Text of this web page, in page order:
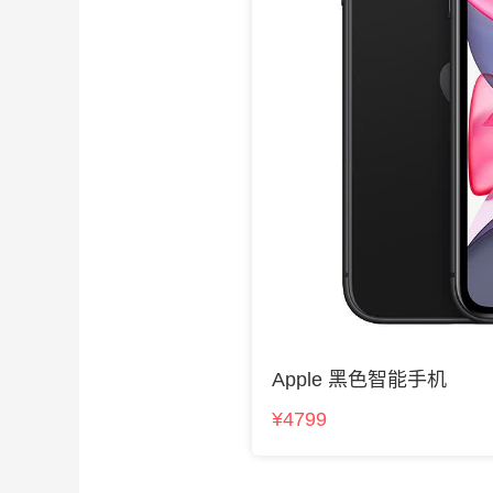
Apple 黑色智能手机
¥4799